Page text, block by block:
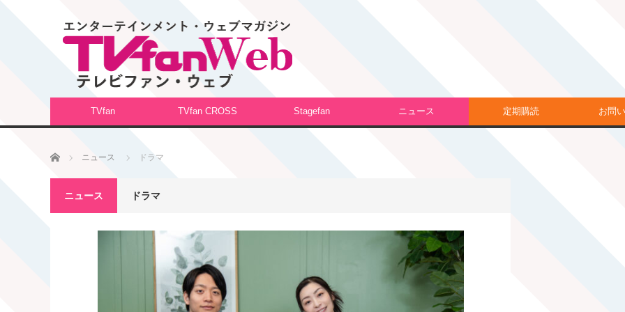
TVfan TVfan CROSS Stagefan ニュース 定期購読 お問
ホーム ニュース ドラマ
ニュース ドラマ